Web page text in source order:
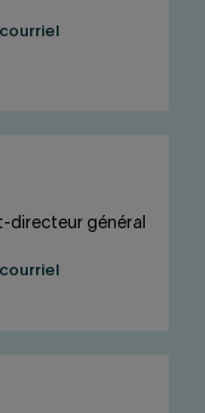
directeur général